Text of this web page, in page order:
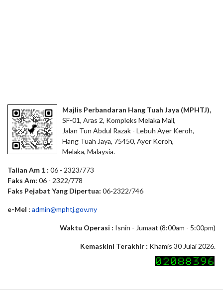
Majlis Perbandaran Hang Tuah Jaya (MPHTJ),
SF-01, Aras 2, Kompleks Melaka Mall,
Jalan Tun Abdul Razak - Lebuh Ayer Keroh,
Hang Tuah Jaya, 75450, Ayer Keroh,
Melaka, Malaysia.
Talian Am 1 : 06 - 2323/773
Faks Am: 06 - 2322/778
Faks Pejabat Yang Dipertua: 06-2322/746
e-Mel : admin@mphtj.gov.my
Waktu Operasi : Isnin - Jumaat (8:00am - 5:00pm)
Kemaskini Terakhir : Khamis 30 Julai 2026.